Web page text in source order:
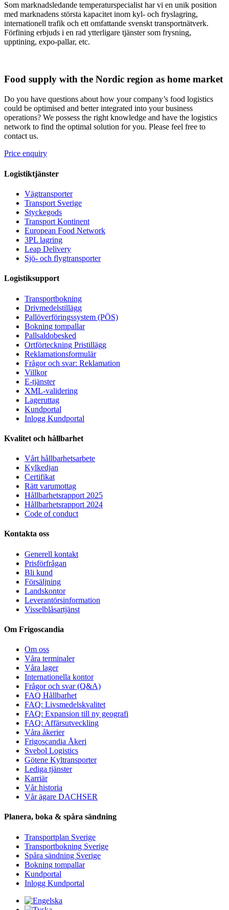
Som marknadsledande temperaturspecialist har vi en unik position
med marknadens största kapacitet inom kyl- och fryslagring,
internationell trafik och ett omfattande svenskt transportnätverk.
Förfining erbjuds i en rad ytterligare tjänster som frysning,
upptining, expo-pallar, etc.
Food supply with the Nordic region as home market
Do you have questions about how your company’s food logistics
could be optimised and better integrated into your business
operations? We possess the right knowledge and have the logistics
network to find the optimal solution for you. Please feel free to
contact us.
Price enquiry
Logistiktjänster
Vägtransporter
Transport Sverige
Styckegods
Transport Kontinent
European Food Network
3PL lagring
Leap Delivery
Sjö- och flygtransporter
Logistiksupport
Transportbokning
Drivmedelstillägg
Pallöverföringssystem (PÖS)
Bokning tompallar
Pallsaldobesked
Ortförteckning Pristillägg
Reklamationsformulär
Frågor och svar: Reklamation
Villkor
E-tjänster
XML-validering
Lageruttag
Kundportal
Inlogg Kundportal
Kvalitet och hållbarhet
Vårt hållbarhetsarbete
Kylkedjan
Certifikat
Rätt varumottag
Hållbarhetsrapport 2025
Hållbarhetsrapport 2024
Code of conduct
Kontakta oss
Generell kontakt
Prisförfrågan
Bli kund
Försäljning
Landskontor
Leverantörsinformation
Visselblåsartjänst
Om Frigoscandia
Om oss
Våra terminaler
Våra lager
Internationella kontor
Frågor och svar (Q&A)
FAQ Hållbarhet
FAQ: Livsmedelskvalitet
FAQ: Expansion till ny geografi
FAQ: Affärsutveckling
Våra åkerier
Frigoscandia Åkeri
Svebol Logistics
Götene Kyltransporter
Lediga tjänster
Karriär
Vår historia
Vår ägare DACHSER
Planera, boka & spåra sändning
Transportplan Sverige
Transportbokning Sverige
Spåra sändning Sverige
Bokning tompallar
Kundportal
Inlogg Kundportal